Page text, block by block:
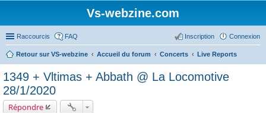
Vs-webzine.com
Raccourcis FAQ Connexion
Inscription
Retour sur VS-webzine Accueil du forum Concerts Live Reports
1349 + Vltimas + Abbath @ La Locomotive
28/1/2020
Répondre